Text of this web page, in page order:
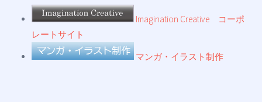
Imagination Creative コーポ
レートサイト
マンガ・イラスト制作